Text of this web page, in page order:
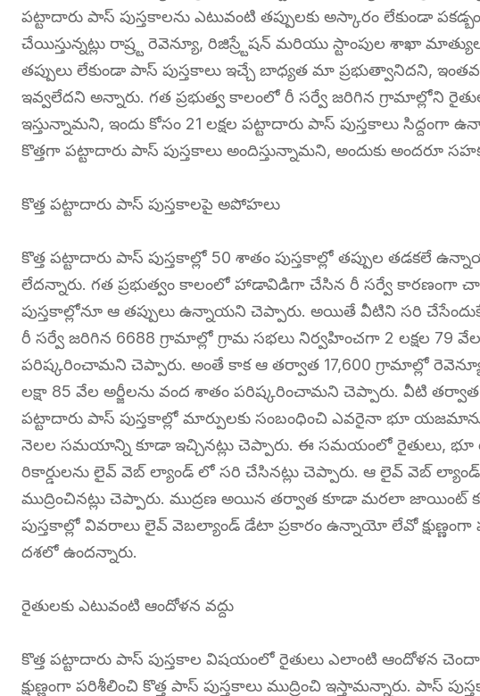
పట్టాదారు పాస్ పుస్తకాలను ఎటువంటి తప్పులకు అస్కారం లేకుండా
చేయిస్తున్నట్లు రాష్ర్ట రెవెన్యూ, రిజిస్ర్టేషన్ మరియు స్టాంపుల శాఖా
తప్పులు లేకుండా పాస్ పుస్తకాలు ఇచ్చే బాధ్యత మా ప్రభుత్వానిదని,
ఇవ్వలేదని అన్నారు. గత ప్రభుత్వ కాలంలో రీ సర్వే జరిగిన గ్రామాల్లోని
ఇస్తున్నామని, ఇందు కోసం 21 లక్షల పట్టాదారు పాస్ పుస్తకాలు సిద్దంగా
కొత్తగా పట్టాదారు పాస్ పుస్తకాలు అందిస్తున్నామని, అందుకు అందరూ
కొత్త పట్టాదారు పాస్ పుస్తకాలపై అపోహలు
కొత్త పట్టాదారు పాస్ పుస్తకాల్లో 50 శాతం పుస్తకాల్లో తప్పుల తడకలే
లేదన్నారు. గత ప్రభుత్వం కాలంలో హాడావిడిగా చేసిన రీ సర్వే కారణంగా
పుస్తకాల్లోనూ ఆ తప్పులు ఉన్నాయని చెప్పారు. అయితే వీటిని సరి
రీ సర్వే జరిగిన 6688 గ్రామాల్లో గ్రామ సభలు నిర్వహించగా 2 లక్షల 79
పరిష్కరించామని చెప్పారు. అంతే కాక ఆ తర్వాత 17,600 గ్రామాల్లో
లక్షా 85 వేల అర్జీలను వంద శాతం పరిష్కరించామని చెప్పారు. వీటి
పట్టాదారు పాస్ పుస్తకాల్లో మార్పులకు సంబంధించి ఎవరైనా భూ
నెలల సమయాన్ని కూడా ఇచ్చినట్లు చెప్పారు. ఈ సమయంలో రైతులు, భూ
రికార్డులను లైవ్ వెబ్ ల్యాండ్ లో సరి చేసినట్లు చెప్పారు. ఆ లైవ్ వెబ్
ముద్రించినట్లు చెప్పారు. ముద్రణ అయిన తర్వాత కూడా మరలా జాయింట్
పుస్తకాల్లో వివరాలు లైవ్ వెబల్యాండ్ డేటా ప్రకారం ఉన్నాయో లేవో క్షుణ్ణంగా
దశలో ఉందన్నారు.
రైతులకు ఎటువంటి ఆందోళన వద్దు
కొత్త పట్టాదారు పాస్ పుస్తకాల విషయంలో రైతులు ఎలాంటి ఆందోళన
క్షుణ్ణంగా పరిశీలించి కొత్త పాస్ పుస్తకాలు ముద్రించి ఇస్తామన్నారు. పాస్